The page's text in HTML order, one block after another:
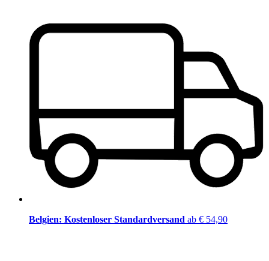
Belgien: Kostenloser Standardversand ab € 54,90